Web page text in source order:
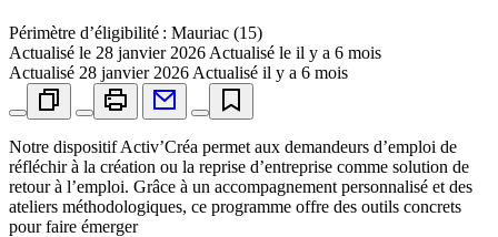
Périmètre d’éligibilité : Mauriac (15)
Actualisé le 28 janvier 2026 Actualisé le il y a 6 mois
Actualisé 28 janvier 2026 Actualisé il y a 6 mois
Notre dispositif Activ’Créa permet aux demandeurs d’emploi de
réfléchir à la création ou la reprise d’entreprise comme solution de
retour à l’emploi. Grâce à un accompagnement personnalisé et des
ateliers méthodologiques, ce programme offre des outils concrets
pour faire émerger